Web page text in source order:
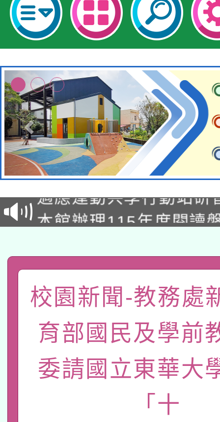
本校115學年度第2次
招甄選結果公告(無人
招)
本館辦理115年度閱讀
礎課程
A3數位素養講師名單
「數位內容與教學軟體
pilot」
有關大陸委員會函釋公
薪期間赴陸應申請許可
轉知經濟部水利署委託
業技術研究院辦理「
用水績優單位及節水達
115年8月22日(星期六
桃園市孔廟祈福系列
本校115學年度第2次
校園新聞-教務處
育部國民及學前
委請國立東華大
「十